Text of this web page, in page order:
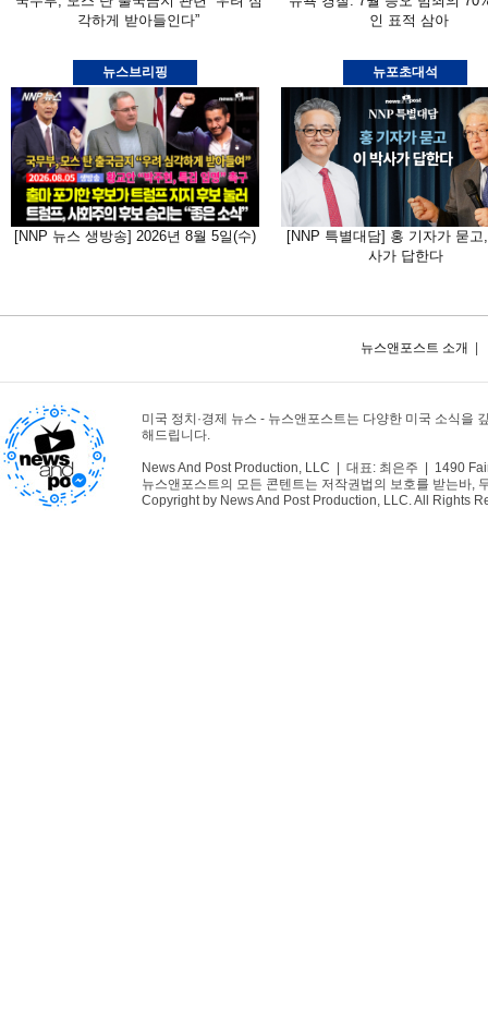
각하게 받아들인다”
인 표적 삼아
뉴스브리핑
[NNP 뉴스 생방송] 2026년 8월 5일(수)
뉴포초대석
[NNP 특별대담] 홍 기자가 묻고
사가 답한다
뉴스앤포스트 소개
미국 정치·경제 뉴스 - 뉴스앤포스트는 다양한 미국 소식을
해드립니다.
News And Post Production, LLC | 대표: 최은주 | 1490
뉴스앤포스트의 모든 콘텐트는 저작권법의 보호를 받는바,
Copyright by News And Post Production, LLC. All Rights